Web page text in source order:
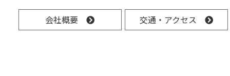
会社概要 交通・アクセス